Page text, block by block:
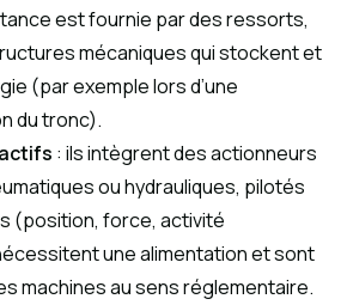
est fournie par des ressorts,
mécaniques qui stockent et
(par exemple lors d’une
du tronc).
: ils intègrent des actionneurs
ou hydrauliques, pilotés
(position, force, activité
une alimentation et sont
machines au sens réglementaire.